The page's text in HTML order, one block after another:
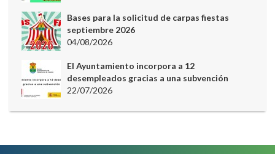
Bases para la solicitud de carpas fiestas
septiembre 2026
04/08/2026
El Ayuntamiento incorpora a 12
desempleados gracias a una subvención
22/07/2026